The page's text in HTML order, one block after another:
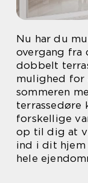
Nu har du
overgang fra
dobbelt
mulighed for
sommeren
terrassedøre
forskellige
op til dig at
ind i dit
hele